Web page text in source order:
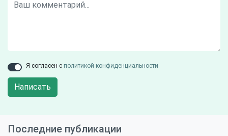
Я согласен с политикой конфиденциальности
Написать
Последние публикации